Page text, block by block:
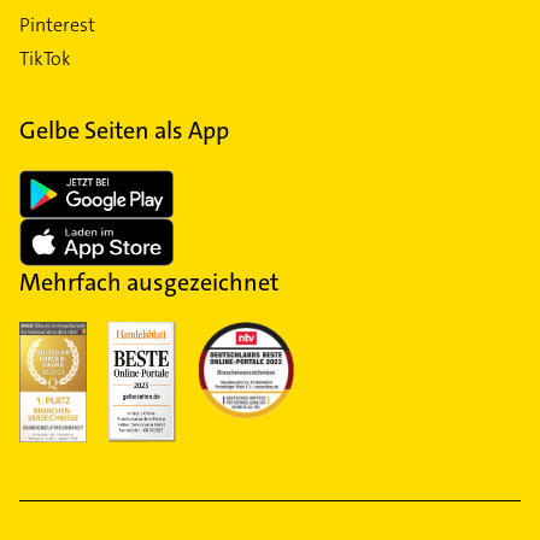
Pinterest
TikTok
Gelbe Seiten als App
Mehrfach ausgezeichnet